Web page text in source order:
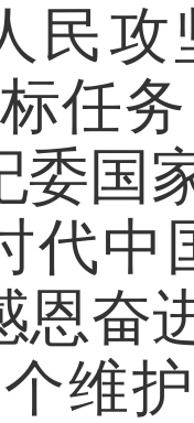
民攻
任
委国
代中
恩奋
维